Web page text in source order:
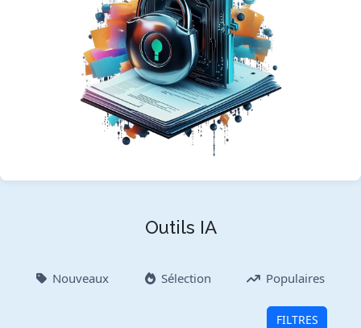
Outils IA
Nouveaux Sélection Populaires
FILTRES